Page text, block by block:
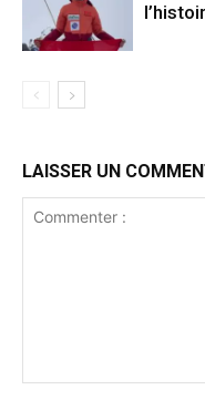
LAISSER UN